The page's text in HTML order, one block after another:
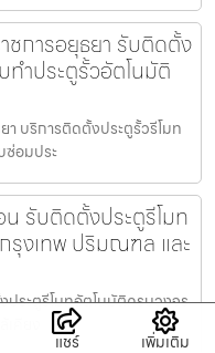
ชการอยุธยา รับติดตั้ง
ทำประตูรั้วอัตโนมัติ
บริการติดตั้งประตูรั้วรีโมท
ซ่อมประ
รับติดตั้งประตูรีโมท
รุงเทพ ปริมณฑล และ
ระตูรีโมทอัตโนมัติครบวงจร
คียง
แชร์ เพิ่มเติม